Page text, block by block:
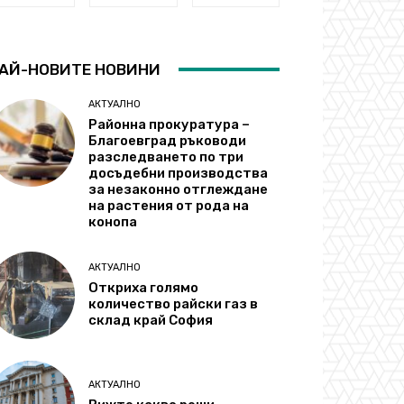
НОВИТЕ НОВИНИ
АКТУАЛНО
Районна прокуратура –
Благоевград ръководи
разследването по три
досъдебни производства
за незаконно отглеждане
на растения от рода на
конопа
АКТУАЛНО
Откриха голямо
количество райски газ в
склад край София
АКТУАЛНО